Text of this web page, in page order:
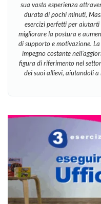
sua vasta esperienza
durata di pochi minuti,
esercizi perfetti per
migliorare la postura e
di supporto e motivazione. La
impegno costante
figura di riferimento nel
dei suoi allievi, aiutandoli a